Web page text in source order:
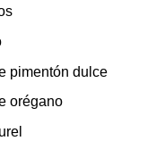
pimentón dulce
orégano